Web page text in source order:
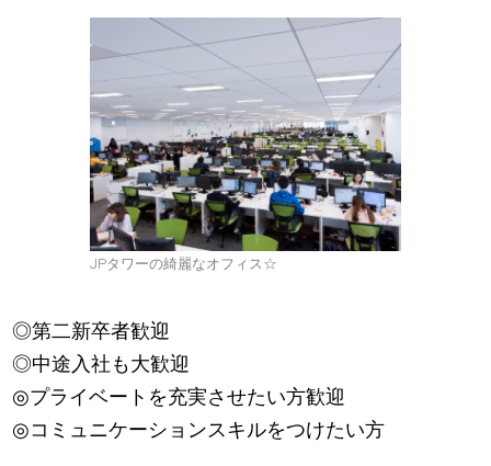
JPタワーの綺麗なオフィス☆
◎第二新卒者歓迎
◎中途入社も大歓迎
◎プライベートを充実させたい方歓迎
◎コミュニケーションスキルをつけたい方